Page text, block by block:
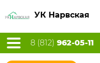
УК Нарвская
8 (812) 962-05-11